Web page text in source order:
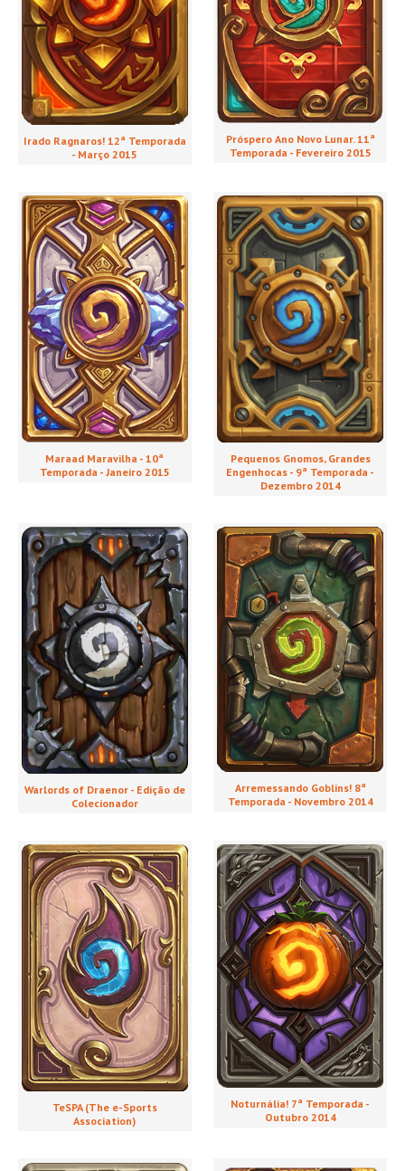
Irado Ragnaros! 12ª Temporada
- Março 2015
Próspero Ano Novo Lunar. 11ª
Temporada - Fevereiro 2015
Maraad Maravilha - 10ª
Temporada - Janeiro 2015
Pequenos Gnomos, Grandes
Engenhocas - 9ª Temporada -
Dezembro 2014
Warlords of Draenor - Edição de
Colecionador
Arremessando Goblins! 8ª
Temporada - Novembro 2014
TeSPA (The e-Sports
Association)
Noturnália! 7ª Temporada -
Outubro 2014